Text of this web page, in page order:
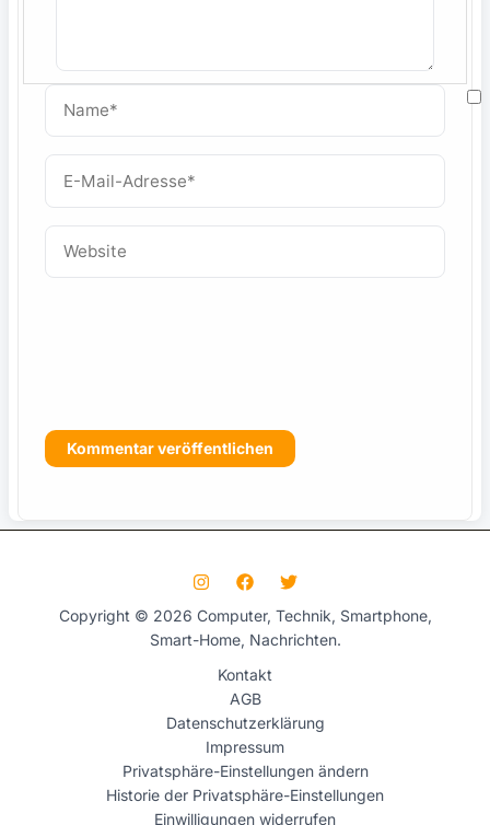
Name*
Adresse*
Website
Copyright © 2026 Computer, Technik, Smartphone,
Smart-Home, Nachrichten.
Kontakt
AGB
Datenschutzerklärung
Impressum
Privatsphäre-Einstellungen ändern
Historie der Privatsphäre-Einstellungen
Einwilligungen widerrufen